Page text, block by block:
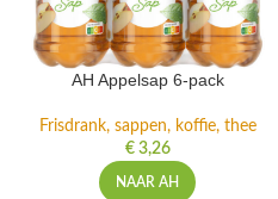
AH Appelsap 6-pack
Frisdrank, sappen, koffie, thee
€3,26
NAAR AH